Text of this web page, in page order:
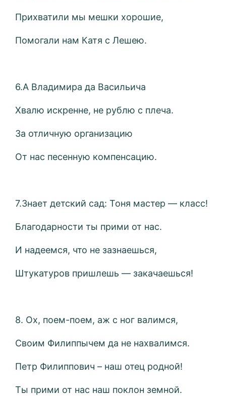
Прихватили мы мешки хорошие,
Помогали нам Катя с Лешею.
6.А Владимира да Васильича
Хвалю искренне, не рублю с плеча.
За отличную организацию
От нас песенную компенсацию.
7.Знает детский сад: Тоня мастер — класс!
Благодарности ты прими от нас.
И надеемся, что не зазнаешься,
Штукатуров пришлешь — закачаешься!
8. Ох, поем-поем, аж с ног валимся,
Своим Филиппычем да не нахвалимся.
Петр Филиппович – наш отец родной!
Ты прими от нас наш поклон земной.